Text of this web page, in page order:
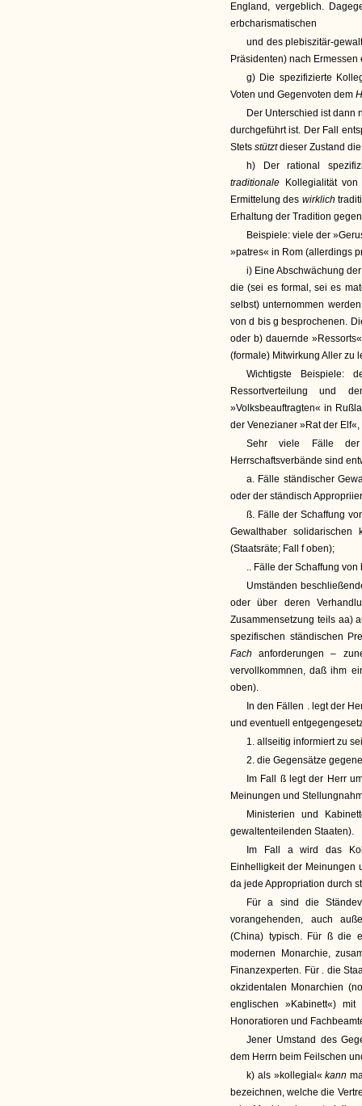
England, vergeblich.
erbcharismatischen
und des plebiszitär-
Präsidenten) nach
g) Die spezifizierte
Voten und Gegenvoten dem
Der Unterschied ist dann
durchgeführt ist. Der Fall
Stets stütztdieser Zustand
h) Der rational
traditionale
Kollegialität
Ermittelung des wirklich
Erhaltung der Tradition
Beispiele: viele der
»patres« in Rom (allerdings
i) Eine Abschwächung
die (sei es formal, sei es
selbst) unternommen
von d bis g besprochenen.
oder b) dauernde
(formale) Mitwirkung Aller zu
Wichtigste Beispiele:
Ressortverteilung und
»Volksbeauftragten« in
der Venezianer »Rat der
Sehr viele Fälle
Herrschaftsverbände sind
a. Fälle ständischer
oder der ständisch
ß. Fälle der Schaffung
Gewalthaber solidarischen
(Staatsräte; Fall f oben);
.. Fälle der Schaffung
Umständen
oder über deren
Zusammensetzung teils aa)
spezifischen ständischen
Fachanforderungen –
vervollkommnen, daß ihm
oben).
In den Fällen . legt der
und eventuell
1. allseitig informiert zu
2. die Gegensätze
Im Fall ß legt der Herr
Meinungen und
Ministerien und
gewaltenteilenden Staaten).
Im Fall a wird das
Einhelligkeit der Meinungen
da jede Appropriation durch
Für a sind die
vorangehenden, auch
(China) typisch. Für ß die
modernen Monarchie,
Finanzexperten. Für . die
okzidentalen Monarchien
englischen »Kabinett«)
Honoratioren und
Jener Umstand des
dem Herrn beim Feilschen
k) als »kollegial«kann
bezeichnen, welche die